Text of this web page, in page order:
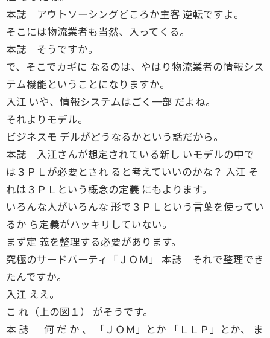
本誌 アウトソーシングどころか主客 逆転ですよ。
そこには物流業者も当然、入ってくる。
本誌 そうですか。
で、そこでカギに なるのは、やはり物流業者の情報シス
テム機能ということになりますか。
入江 いや、情報システムはごく一部 だよね。
それよりモデル。
ビジネスモ デルがどうなるかという話だから。
本誌 入江さんが想定されている新し いモデルの中で
は３ＰＬが必要とされ ると考えていいのかな？ 入江 そ
れは３ＰＬという概念の定義 にもよります。
いろんな人がいろんな 形で３ＰＬという言葉を使ってい
るか ら定義がハッキリしていない。
まず定 義を整理する必要があります。
究極のサードパーティ「ＪＯＭ」 本誌 それで整理でき
たんですか。
入江 ええ。
こ れ（上の図１） がそうです。
本 誌 何 だ か 、 「ＪＯＭ」とか 「ＬＬＰ」とか、 ま